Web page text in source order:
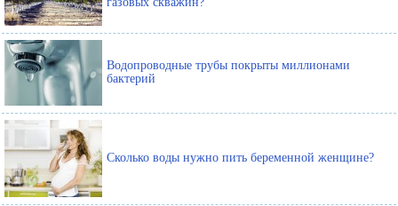
Водопроводные трубы покрыты миллионами
бактерий
Сколько воды нужно пить беременной женщине?